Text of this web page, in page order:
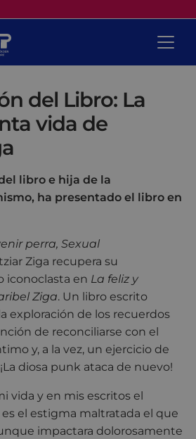
del Libro: La
vida de
libro e hija de la
ha presentado el libro en
perra, Sexual
Ziga recupera su
iconoclasta en La feliz y
Ziga. Un libro escrito
exploración de los recuerdos
de reconciliarse con el
y, a la vez, un ejercicio de
diosa punk ataca de nuevo!
vida y en mis escritos el
el estigma maltratada el que
impactara dolorosamente